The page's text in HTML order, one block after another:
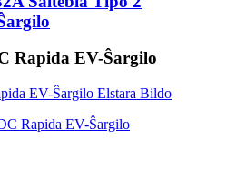
Rapida EV-Ŝargilo